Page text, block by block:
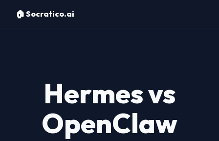
🏠 Socratico.ai
Hermes vs
OpenClaw